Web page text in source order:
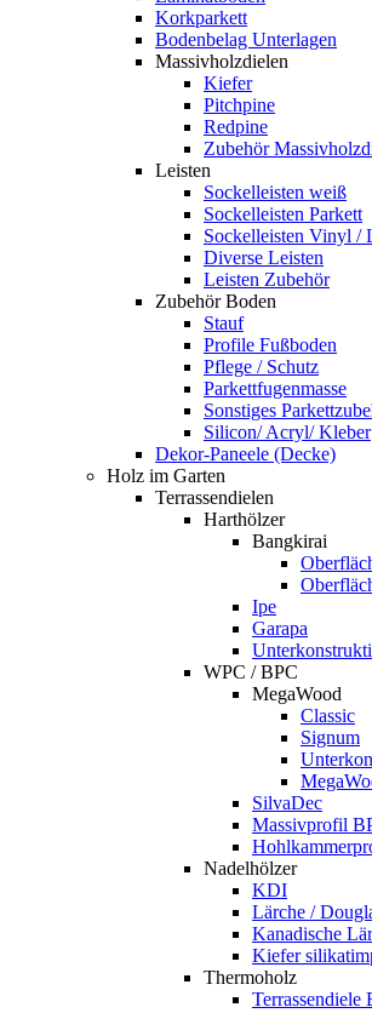
Korkparkett
Bodenbelag Unterlagen
Massivholzdielen
Kiefer
Pitchpine
Redpine
Zubehör
Leisten
Sockelleisten weiß
Sockelleisten Parkett
Sockelleisten Vinyl /
Diverse Leisten
Leisten Zubehör
Zubehör Boden
Stauf
Profile Fußboden
Pflege / Schutz
Parkettfugenmasse
Sonstiges
Silicon/ Acryl/ Kleber
Dekor-Paneele (Decke)
Holz im Garten
Terrassendielen
Harthölzer
Bangkirai
Ipe
Garapa
WPC / BPC
MegaWood
Classic
Signum
SilvaDec
Massivprofil
Nadelhölzer
KDI
Lärche /
Kanadische
Kiefer
Thermoholz
Terrassendiele